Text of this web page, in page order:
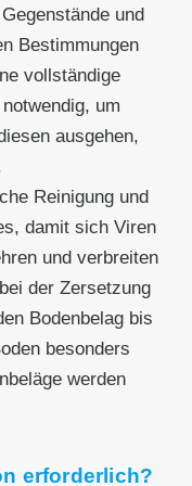
und
Bestimmungen
vollständige
um
ausgehen,
Reinigung und
damit sich Viren
und verbreiten
der Zersetzung
Bodenbelag bis
besonders
werden
erforderlich?